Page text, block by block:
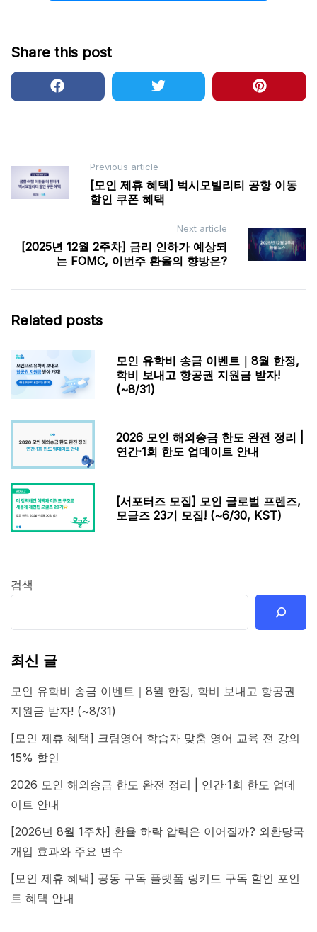
Share this post
Post
navigation
Previous article
[모인 제휴 혜택] 벅시모빌리티 공항 이동
할인 쿠폰 혜택
Next article
[2025년 12월 2주차] 금리 인하가 예상되
는 FOMC, 이번주 환율의 향방은?
Related posts
모인 유학비 송금 이벤트｜8월 한정,
학비 보내고 항공권 지원금 받자!
(~8/31)
2026 모인 해외송금 한도 완전 정리 |
연간·1회 한도 업데이트 안내
[서포터즈 모집] 모인 글로벌 프렌즈,
모글즈 23기 모집! (~6/30, KST)
검색
최신 글
모인 유학비 송금 이벤트｜8월 한정, 학비 보내고 항공권
지원금 받자! (~8/31)
[모인 제휴 혜택] 크림영어 학습자 맞춤 영어 교육 전 강의
15% 할인
2026 모인 해외송금 한도 완전 정리 | 연간·1회 한도 업데
이트 안내
[2026년 8월 1주차] 환율 하락 압력은 이어질까? 외환당국
개입 효과와 주요 변수
[모인 제휴 혜택] 공동 구독 플랫폼 링키드 구독 할인 포인
트 혜택 안내